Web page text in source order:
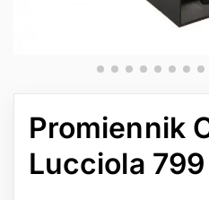
Promiennik
Lucciola